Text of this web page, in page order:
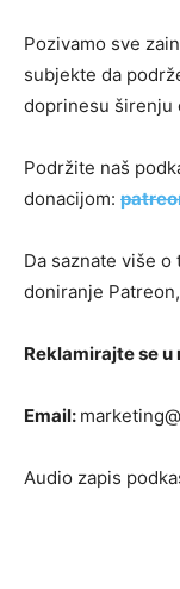
Pozivamo sve
subjekte da
doprinesu širenju
Podržite naš
donacijom:
Da saznate više
doniranje
Reklamirajte se
Email:
Audio zapis